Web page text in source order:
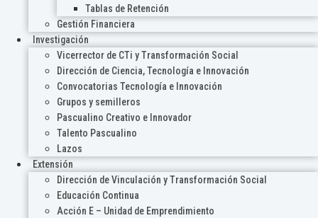
Tablas de Retención
Gestión Financiera
Investigación
Vicerrector de CTi y Transformación Social
Dirección de Ciencia, Tecnología e Innovación
Convocatorias Tecnología e Innovación
Grupos y semilleros
Pascualino Creativo e Innovador
Talento Pascualino
Lazos
Extensión
Dirección de Vinculación y Transformación Social
Educación Continua
Acción E – Unidad de Emprendimiento